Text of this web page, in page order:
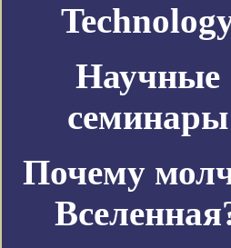
Научные
семинары
Почему